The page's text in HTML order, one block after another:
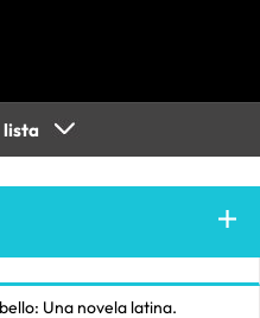
lista
Una novela latina.